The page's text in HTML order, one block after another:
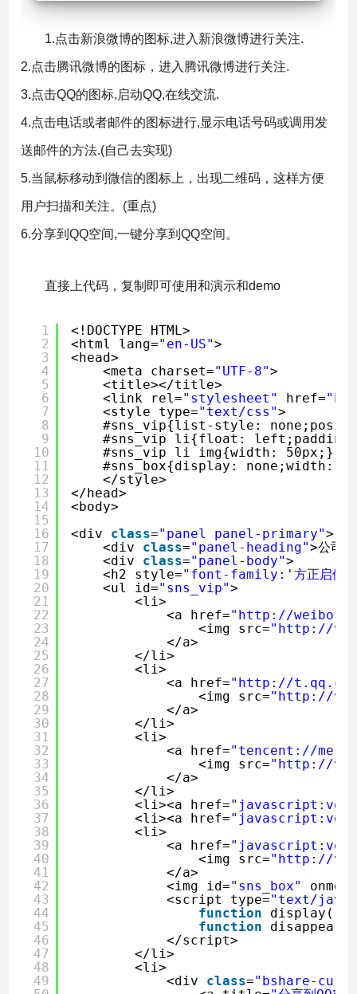
1.点击新浪微博的图标,进入新浪微博进行关注.
2.点击腾讯微博的图标，进入腾讯微博进行关注.
3.点击QQ的图标,启动QQ,在线交流.
4.点击电话或者邮件的图标进行,显示电话号码或调用发
送邮件的方法.(自己去实现)
5.当鼠标移动到微信的图标上，出现二维码，这样方便
用户扫描和关注。(重点)
6.分享到QQ空间,一键分享到QQ空间。
直接上代码，复制即可使用和演示和demo
1
2
3
4
5
6
7
8
9
10
11
12
13
14
15
16
17
18
19
20
21
22
23
24
25
26
27
28
29
30
31
32
33
34
35
36
37
38
39
40
41
42
43
44
45
46
47
48
49
<!DOCTYPE HTML>
<html lang="en-US">
<head>
<meta charset="UTF-8">
<title></title>
<link rel="stylesheet" href="
<style type="text/css">
#sns_vip{list-style:
#sns_vip li{float:
#sns_vip li img{width: 50px;}
#sns_box{display:
</style>
</head>
<body>
<div class="panel panel-primary">
<div class="panel-heading">公司
<div class="panel-body">
<h2 style="font-family:'方正启体
<ul id="sns_vip">
<li>
<a href=" http://
<img src=" http://
</a>
</li>
<li>
<a href=" http://
<img src=" http://
</a>
</li>
<li>
<a href="tencent://
<img src=" http://
</a>
</li>
<li><a href=
<li><a href=
<li>
<a href=
<img src=" http://
</a>
<img id="sns_box"
<script type="text/
function
display(){
function
</script>
</li>
<li>
<div class="bshare-